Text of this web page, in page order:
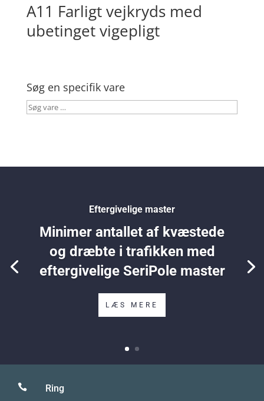
A11 Farligt vejkryds med
ubetinget vigepligt
Søg en specifik vare
Søg
Eftergivelige master
Minimer antallet af kvæstede
og dræbte i trafikken med
eftergivelige SeriPole master
LÆS MERE
 Ring